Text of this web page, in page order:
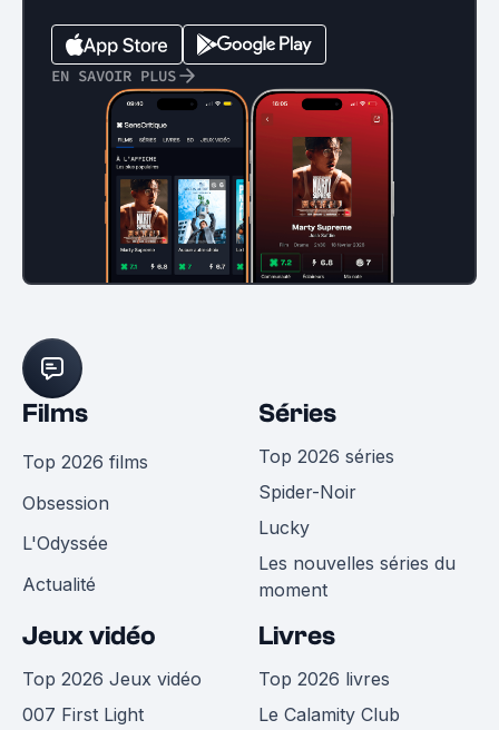
EN SAVOIR PLUS
Films
Top 2026 films
Obsession
L'Odyssée
Actualité
Séries
Top 2026 séries
Spider-Noir
Lucky
Les nouvelles séries du
moment
Jeux vidéo
Top 2026 Jeux vidéo
007 First Light
Livres
Top 2026 livres
Le Calamity Club